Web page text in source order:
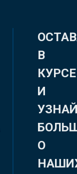
В
КУРСЕ
И
О